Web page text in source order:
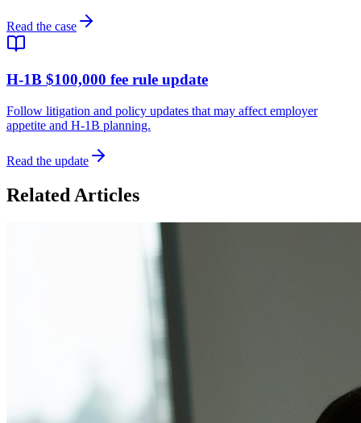
Read the case
H-1B $100,000 fee rule update
Follow litigation and policy updates that may affect employer
appetite and H-1B planning.
Read the update
Related Articles